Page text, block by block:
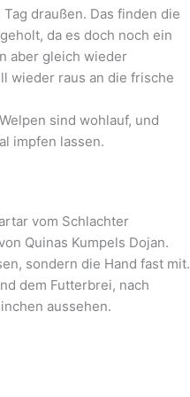
draußen. Das finden die
da es doch noch ein
aber gleich wieder
wieder raus an die frische
sind wohlauf, und
impfen lassen.
vom Schlachter
Quinas Kumpels Dojan.
sondern die Hand fast mit.
dem Futterbrei, nach
aussehen.